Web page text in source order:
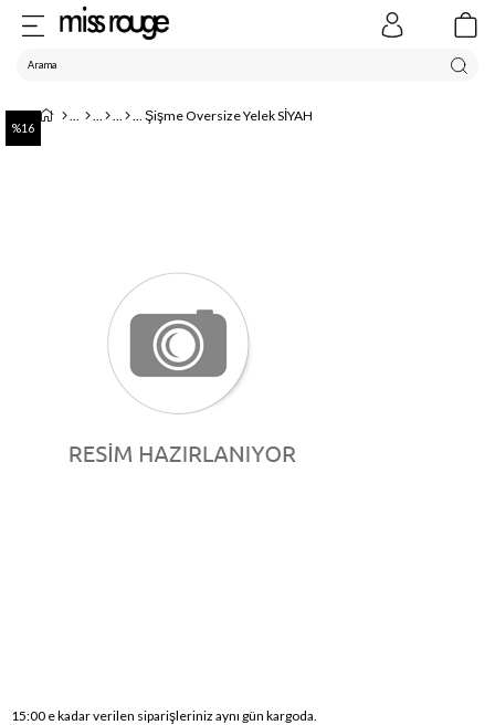
Şişme Oversize Yelek SİYAH
16
15:00 e kadar verilen siparişleriniz aynı gün kargoda.